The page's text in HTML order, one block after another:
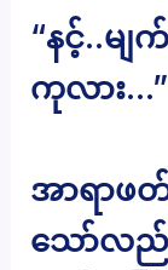
“နင့်..မ
ကုလား…”
အာရာဖ
သော်လည်